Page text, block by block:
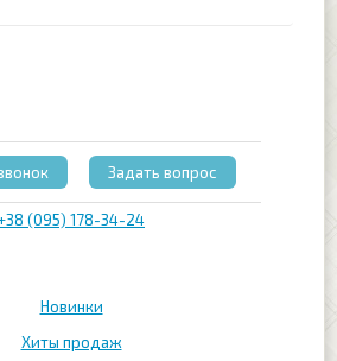
Новинки
Хиты продаж
(095) 178-34-24
Задать вопрос